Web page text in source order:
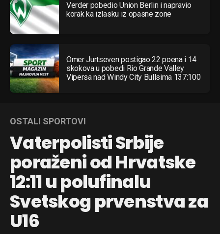
Verder pobedio Union Berlin i napravio
korak ka izlasku iz opasne zone
Omer Jurtseven postigao 22 poena i 14
skokova u pobedi Rio Grande Valley
Vipersa nad Windy City Bullsima 137:100
OSTALI SPORTOVI
Vaterpolisti Srbije
poraženi od Hrvatske
12:11 u polufinalu
Svetskog prvenstva za
U16